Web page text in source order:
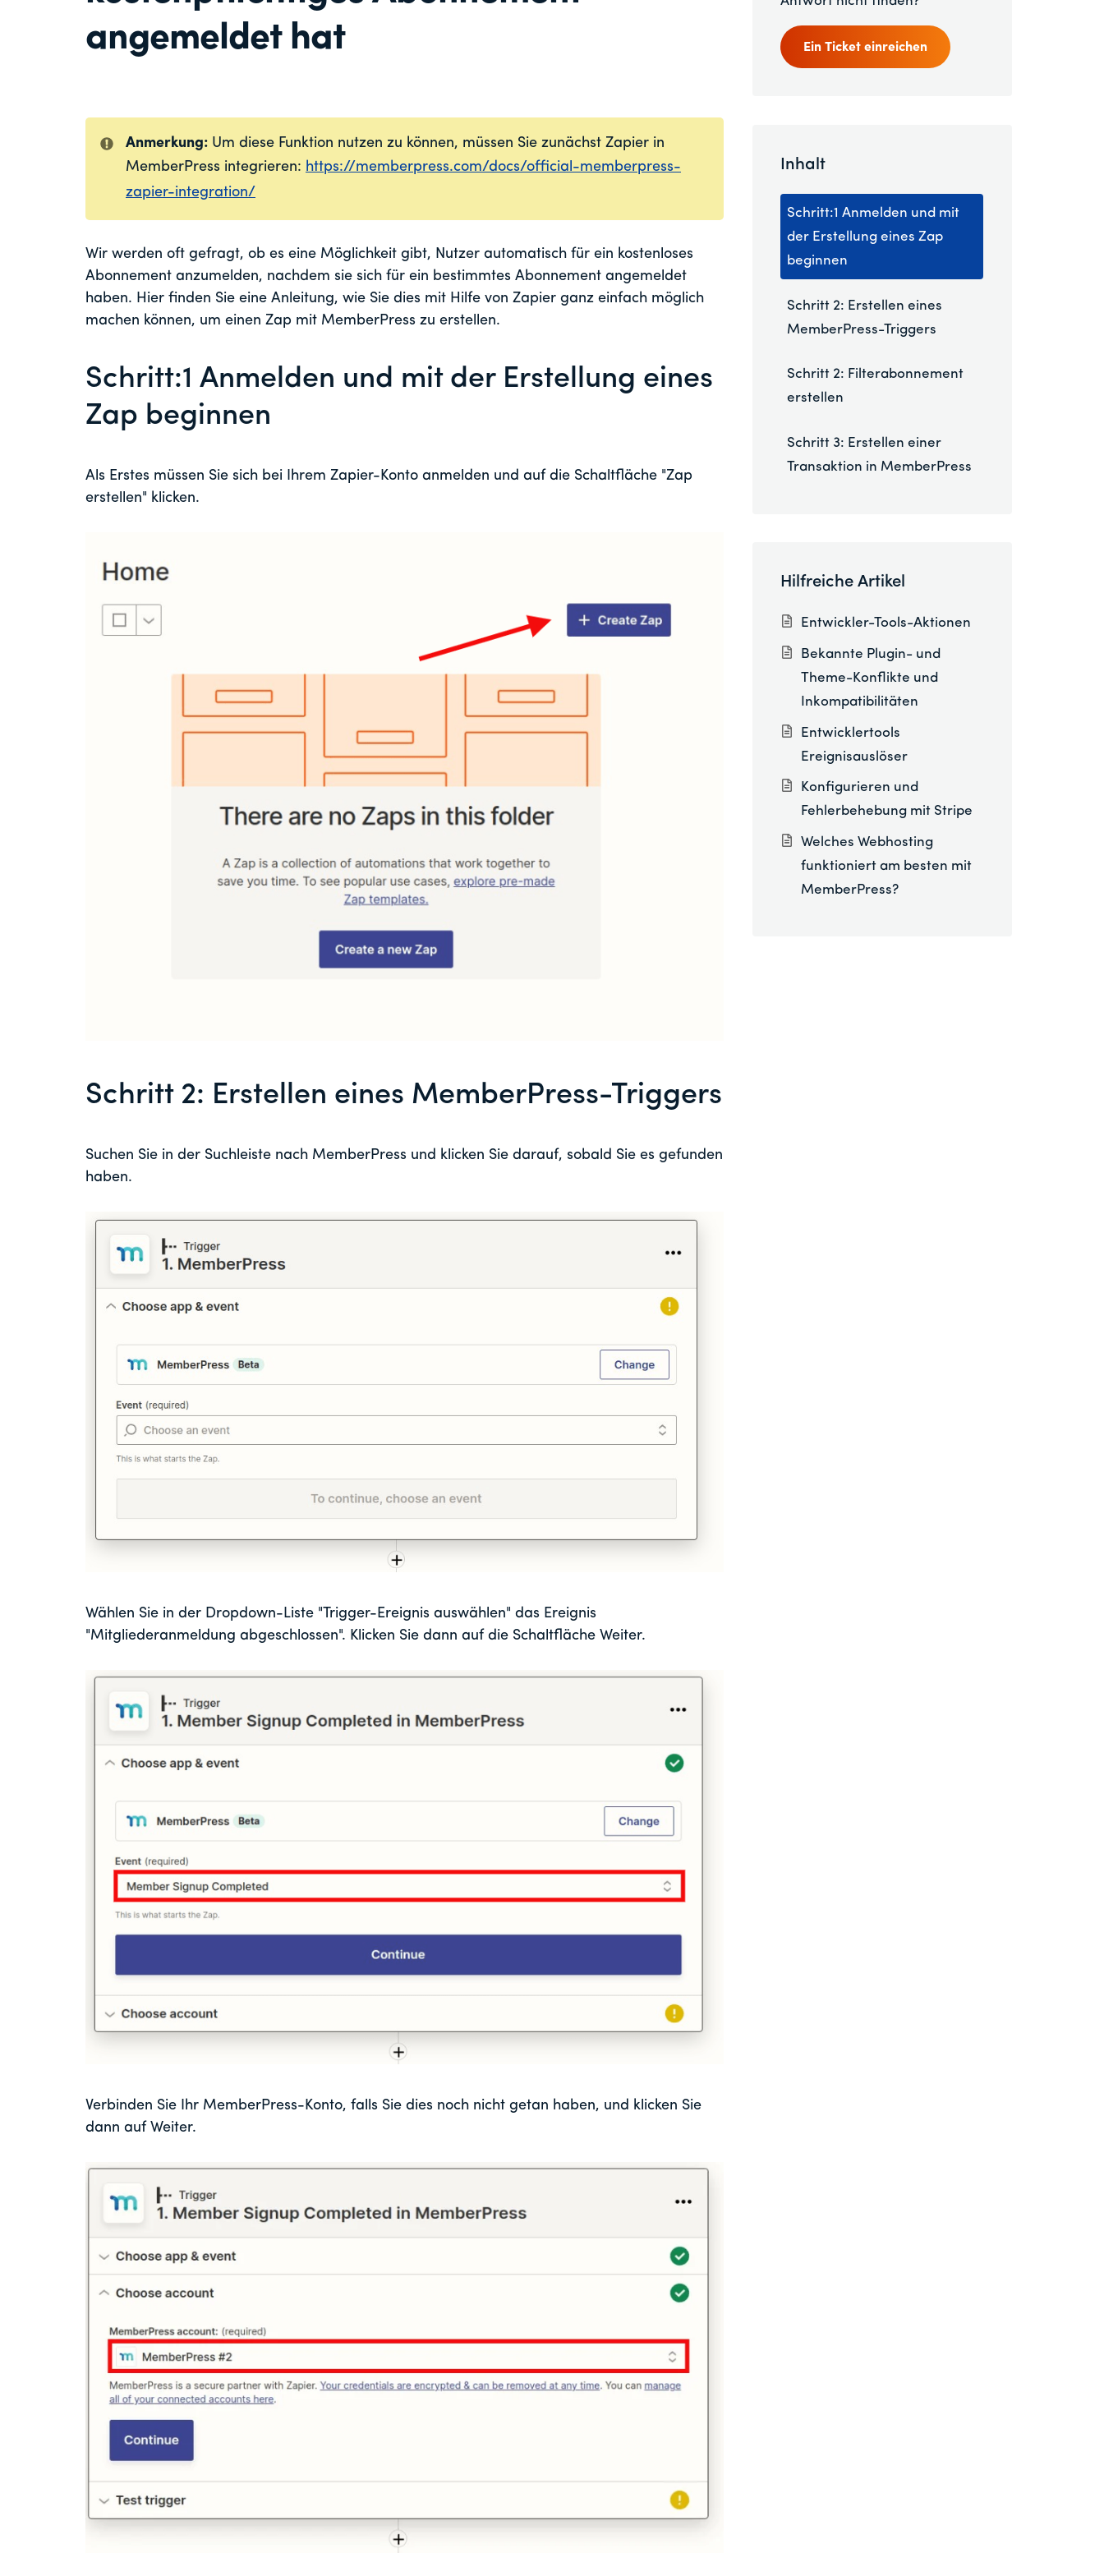
angemeldet hat
Anmerkung: Um diese Funktion nutzen zu können, müssen Sie zunächst Zapier in
MemberPress integrieren: https://memberpress.com/docs/official-memberpress-
zapier-integration/
Wir werden oft gefragt, ob es eine Möglichkeit gibt, Nutzer automatisch für ein kostenloses
Abonnement anzumelden, nachdem sie sich für ein bestimmtes Abonnement angemeldet
haben. Hier finden Sie eine Anleitung, wie Sie dies mit Hilfe von Zapier ganz einfach möglich
machen können, um einen Zap mit MemberPress zu erstellen.
Schritt:1 Anmelden und mit der Erstellung eines
Zap beginnen
Als Erstes müssen Sie sich bei Ihrem Zapier-Konto anmelden und auf die Schaltfläche "Zap
erstellen" klicken.
Schritt 2: Erstellen eines MemberPress-Triggers
Suchen Sie in der Suchleiste nach MemberPress und klicken Sie darauf, sobald Sie es gefunden
haben.
Wählen Sie in der Dropdown-Liste "Trigger-Ereignis auswählen" das Ereignis
"Mitgliederanmeldung abgeschlossen". Klicken Sie dann auf die Schaltfläche Weiter.
Verbinden Sie Ihr MemberPress-Konto, falls Sie dies noch nicht getan haben, und klicken Sie
dann auf Weiter.
Ein Ticket einreichen
Inhalt
Schritt:1 Anmelden und mit
der Erstellung eines Zap
beginnen
Schritt 2: Erstellen eines
MemberPress-Triggers
Schritt 2: Filterabonnement
erstellen
Schritt 3: Erstellen einer
Transaktion in MemberPress
Hilfreiche Artikel
Entwickler-Tools-Aktionen
Bekannte Plugin- und
Theme-Konflikte und
Inkompatibilitäten
Entwicklertools
Ereignisauslöser
Konfigurieren und
Fehlerbehebung mit Stripe
Welches Webhosting
funktioniert am besten mit
MemberPress?